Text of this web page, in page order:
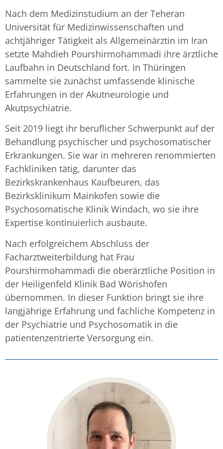
Nach dem Medizinstudium an der Teheran
Universität für Medizinwissenschaften und
achtjähriger Tätigkeit als Allgemeinärztin im Iran
setzte Mahdieh Pourshirmohammadi ihre ärztliche
Laufbahn in Deutschland fort. In Thüringen
sammelte sie zunächst umfassende klinische
Erfahrungen in der Akutneurologie und
Akutpsychiatrie.
Seit 2019 liegt ihr beruflicher Schwerpunkt auf der
Behandlung psychischer und psychosomatischer
Erkrankungen. Sie war in mehreren renommierten
Fachkliniken tätig, darunter das
Bezirkskrankenhaus Kaufbeuren, das
Bezirksklinikum Mainkofen sowie die
Psychosomatische Klinik Windach, wo sie ihre
Expertise kontinuierlich ausbaute.
Nach erfolgreichem Abschluss der
Facharztweiterbildung hat Frau
Pourshirmohammadi die oberärztliche Position in
der Heiligenfeld Klinik Bad Wörishofen
übernommen. In dieser Funktion bringt sie ihre
langjährige Erfahrung und fachliche Kompetenz in
der Psychiatrie und Psychosomatik in die
patientenzentrierte Versorgung ein.